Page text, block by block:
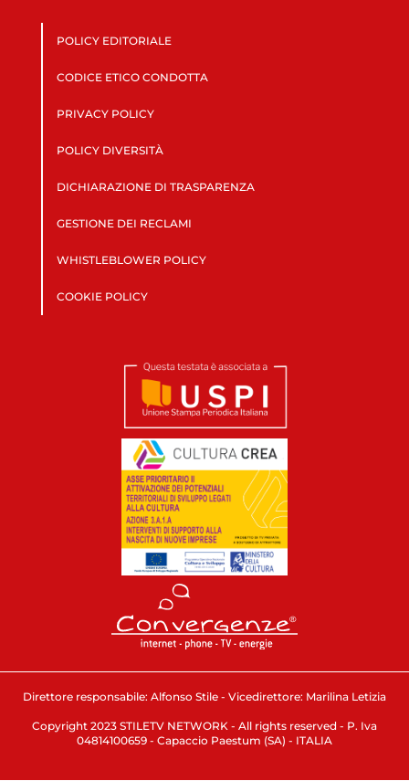
POLICY EDITORIALE
CODICE ETICO CONDOTTA
PRIVACY POLICY
POLICY DIVERSITÀ
DICHIARAZIONE DI TRASPARENZA
GESTIONE DEI RECLAMI
WHISTLEBLOWER POLICY
COOKIE POLICY
Direttore responsabile: Alfonso Stile - Vicedirettore: Marilina Letizia
Copyright 2023 STILETV NETWORK - All rights reserved - P. Iva
04814100659 - Capaccio Paestum (SA) - ITALIA